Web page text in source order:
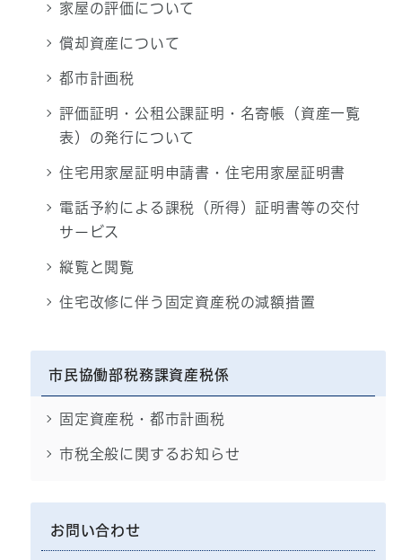
家屋の評価について
償却資産について
都市計画税
評価証明・公租公課証明・名寄帳（資産一覧
表）の発行について
住宅用家屋証明申請書・住宅用家屋証明書
電話予約による課税（所得）証明書等の交付
サービス
縦覧と閲覧
住宅改修に伴う固定資産税の減額措置
市民協働部税務課資産税係
固定資産税・都市計画税
市税全般に関するお知らせ
お問い合わせ